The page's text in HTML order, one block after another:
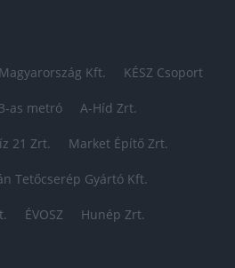
Kft. KÉSZ Csoport
as metró A-Híd Zrt.
21 Zrt. Market Építő Zrt.
Tetőcserép Gyártó Kft.
ÉVOSZ Hunép Zrt.